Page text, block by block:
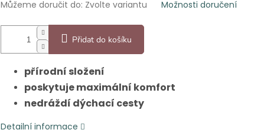
Můžeme doručit do: Zvolte variantu Možnosti doručení
Přidat do košíku
přírodní složení
poskytuje maximální komfort
nedráždí dýchací cesty
Detailní informace